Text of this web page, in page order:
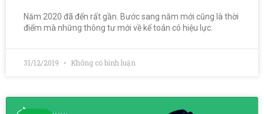
Năm 2020 đã đến rất gần. Bước sang năm mới cũng là thời
điểm mà những thông tư mới về kế toán có hiệu lực.
31/12/2019 Không có bình luận